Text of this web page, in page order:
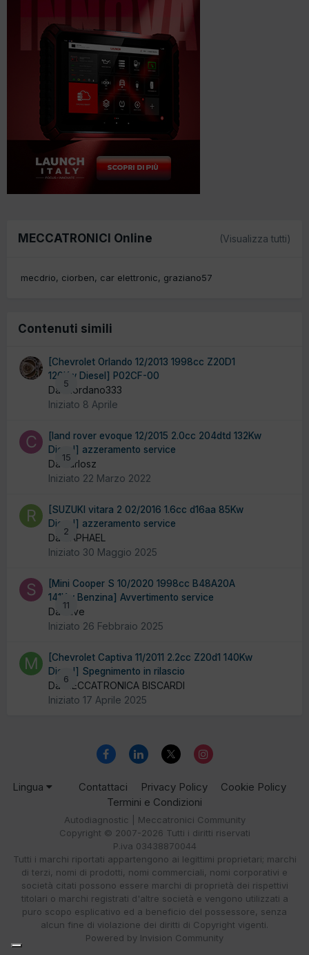
MECCATRONICI Online (Visualizza tutti)
mecdrio ciorben car elettronic graziano57
Contenuti simili
5
[Chevrolet Orlando 12/2013 1998cc Z20D1
120Kw Diesel] P02CF-00
Da Giordano333
Iniziato 8 Aprile
15
[land rover evoque 12/2015 2.0cc 204dtd 132Kw
Diesel] azzeramento service
Da carlosz
Iniziato 22 Marzo 2022
2
[SUZUKI vitara 2 02/2016 1.6cc d16aa 85Kw
Diesel] azzeramento service
Da RAPHAEL
Iniziato 30 Maggio 2025
11
[Mini Cooper S 10/2020 1998cc B48A20A
141Kw Benzina] Avvertimento service
Da stive
Iniziato 26 Febbraio 2025
6
[Chevrolet Captiva 11/2011 2.2cc Z20d1 140Kw
Diesel] Spegnimento in rilascio
Da MECCATRONICA BISCARDI
Iniziato 17 Aprile 2025
Lingua Contattaci Privacy Policy
Cookie Policy
Termini e Condizioni
Autodiagnostic | Meccatronici Community
Copyright © 2007-2026 Tutti i diritti riservati
P.iva 03438870044
Tutti i marchi riportati appartengono ai legittimi proprietari; marchi
di terzi, nomi di prodotti, nomi commerciali, nomi corporativi e
società citati possono essere marchi di proprietà dei rispettivi
titolari o marchi registrati d'altre società e vengono utilizzati a
puro scopo esplicativo ed a beneficio del possessore, senza
alcun fine di violazione dei diritti di Copyright vigenti.
Powered by Invision Community